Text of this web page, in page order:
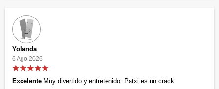
Yolanda
6 Ago 2026
Excelente Muy divertido y entretenido. Patxi es un crack.